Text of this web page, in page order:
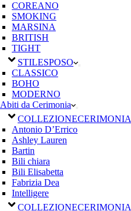
COREANO
SMOKING
MARSINA
BRITISH
TIGHT
STILESPOSO
CLASSICO
BOHO
MODERNO
Abiti da Cerimonia
COLLEZIONECERIMONIA
Antonio D’Errico
Ashley Lauren
Bartin
Bili chiara
Bili Elisabetta
Fabrizia Dea
Intelligere
COLLEZIONECERIMONIA